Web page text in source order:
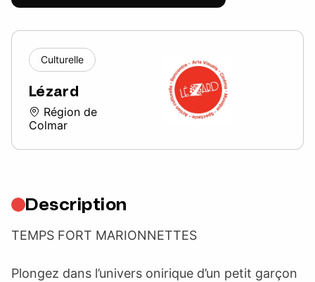
Culturelle
Lézard
Région de
Colmar
Description
TEMPS FORT MARIONNETTES
Plongez dans l’univers onirique d’un petit garçon